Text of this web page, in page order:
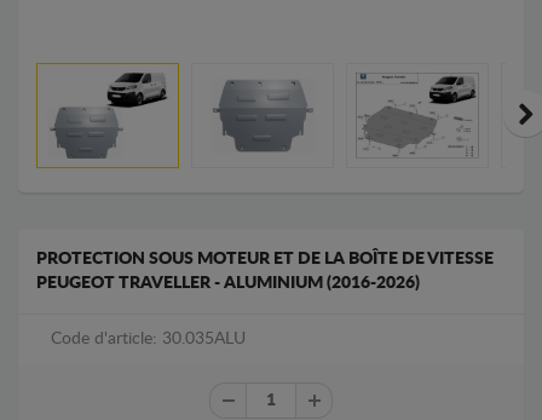
PROTECTION SOUS MOTEUR ET DE LA BOÎTE DE VITESSE
PEUGEOT TRAVELLER - ALUMINIUM (2016-2026)
Code d'article: 30.035ALU